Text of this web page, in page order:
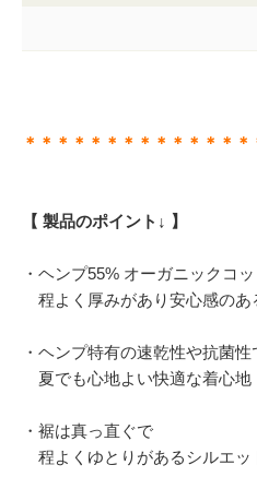
＊＊＊＊＊＊＊＊＊＊＊＊＊＊
【 製品のポイント↓ 】
・ヘンプ55% オーガニックコ
程よく厚みがあり安心感のあ
・ヘンプ特有の速乾性や抗菌性
夏でも心地よい快適な着心地
・裾は真っ直ぐで
程よくゆとりがあるシルエッ